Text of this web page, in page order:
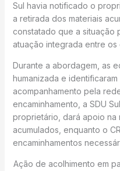
Sul havia notificado o
a retirada dos materiais
constatado que a situação
atuação integrada entre os
Durante a abordagem, as
humanizada e
acompanhamento pela
encaminhamento, a SDU
proprietário, dará apoio na
acumulados, enquanto o
encaminhamentos
Ação de acolhimento em